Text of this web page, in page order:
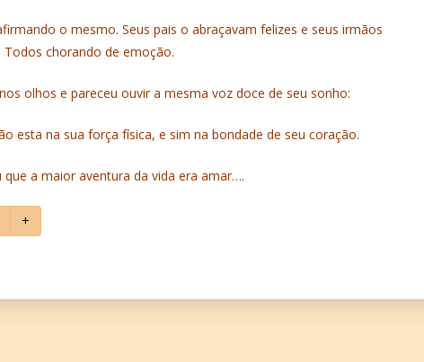
o mesmo. Seus pais o abraçavam felizes e seus irmãos
Todos chorando de emoção.
olhos e pareceu ouvir a mesma voz doce de seu sonho:
esta na sua força física, e sim na bondade de seu coração.
que a maior aventura da vida era amar….
+